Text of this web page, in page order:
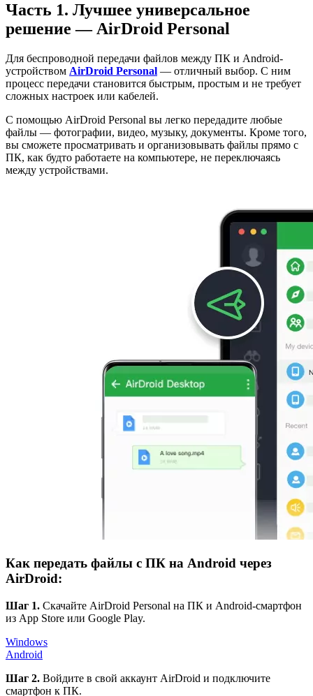
Часть 1. Лучшее универсальное
решение — AirDroid Personal
Для беспроводной передачи файлов между ПК и Android-
устройством AirDroid Personal — отличный выбор. С ним
процесс передачи становится быстрым, простым и не требует
сложных настроек или кабелей.
С помощью AirDroid Personal вы легко передадите любые
файлы — фотографии, видео, музыку, документы. Кроме того,
вы сможете просматривать и организовывать файлы прямо с
ПК, как будто работаете на компьютере, не переключаясь
между устройствами.
Как передать файлы с ПК на Android через
AirDroid:
Шаг 1. Скачайте AirDroid Personal на ПК и Android-смартфон
из App Store или Google Play.
Windows
Android
Шаг 2. Войдите в свой аккаунт AirDroid и подключите
смартфон к ПК.